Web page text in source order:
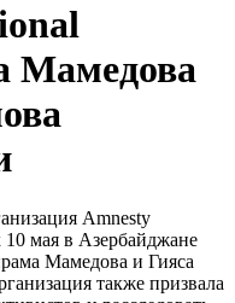
Мамедова
Amnesty
10 мая в Азербайджане
Мамедова и Гияса
также призвала